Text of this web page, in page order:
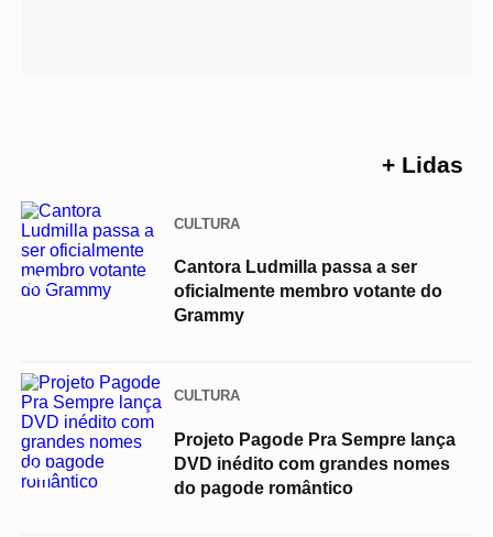
+ Lidas
01
CULTURA
Cantora Ludmilla passa a ser
oficialmente membro votante do
Grammy
02
CULTURA
Projeto Pagode Pra Sempre lança
DVD inédito com grandes nomes
do pagode romântico